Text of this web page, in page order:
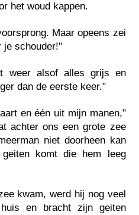
het woud kappen.
Maar opeens zei
je schouder!"
weer alsof alles grijs en
dan de eerste keer."
en één uit mijn manen,"
achter ons een grote zee
niet doorheen kan
komt die hem leeg
kwam, werd hij nog veel
en bracht zijn geiten